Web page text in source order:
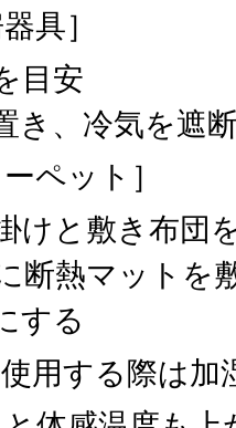
具］
目安
き、冷気を遮
ペット］
けと敷き布団
断熱マットを
する
用する際は加